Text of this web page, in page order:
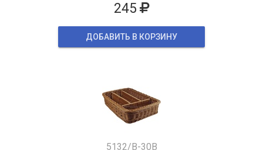
245
ДОБАВИТЬ В КОРЗИНУ
5132/B-30B